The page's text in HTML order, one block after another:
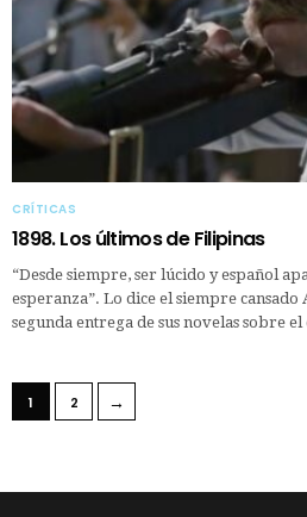
CRÍTICAS
1898. Los últimos de Filipinas
“Desde siempre, ser lúcido y español
esperanza”. Lo dice el siempre
segunda entrega de sus novelas sobre
1 2 →